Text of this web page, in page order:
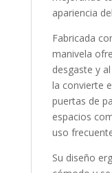
apariencia
Fabricada
manivela
desgaste y
la convierte
puertas de
espacios
uso
Su diseño